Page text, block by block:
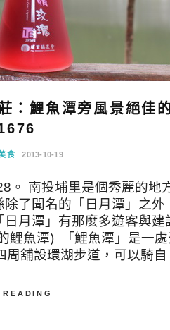
：鯉魚潭旁風景絕佳
食 2013-10-19
。 南投埔里是個秀麗的地
了聞名的「日月潭」之外
月潭」有那麼多遊客與建
魚潭) 「鯉魚潭」是一處
周舖設環湖步道，可以騎